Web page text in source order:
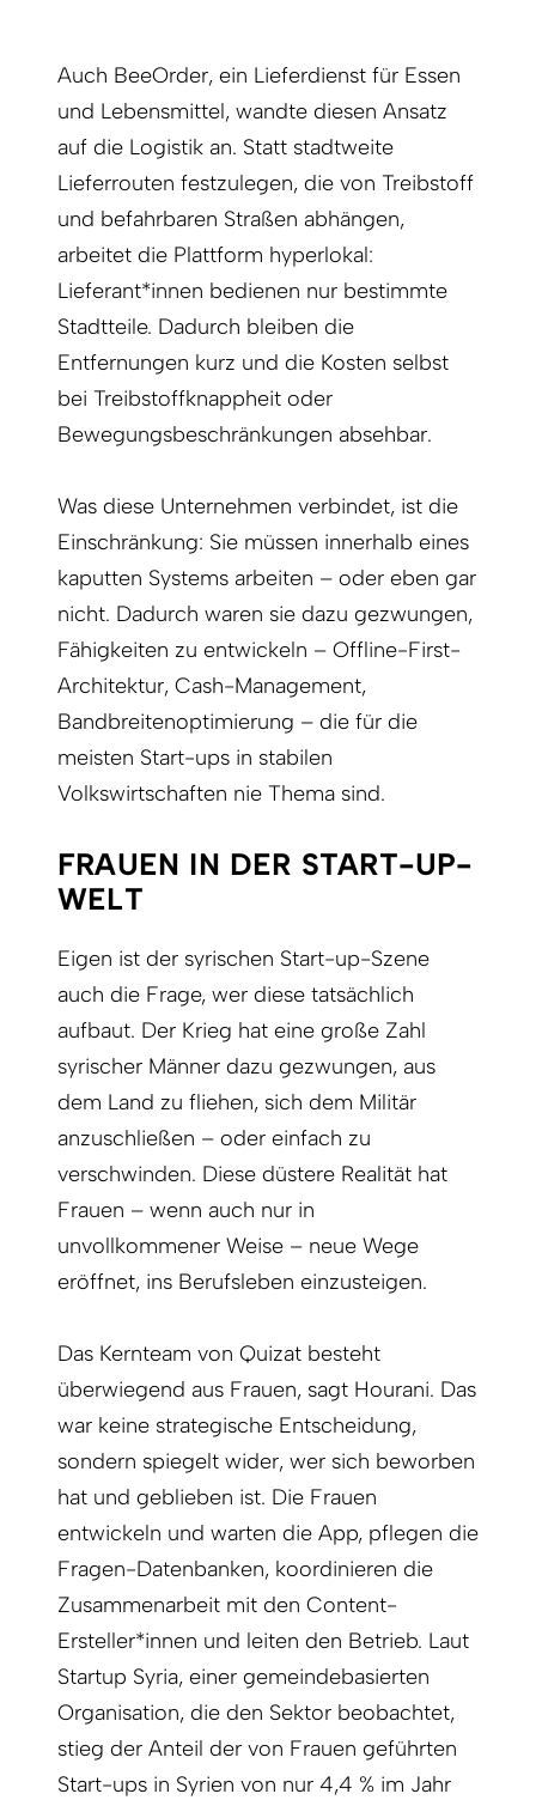
Auch BeeOrder, ein Lieferdienst für Essen
und Lebensmittel, wandte diesen Ansatz
auf die Logistik an. Statt stadtweite
Lieferrouten festzulegen, die von Treibstoff
und befahrbaren Straßen abhängen,
arbeitet die Plattform hyperlokal:
Lieferant*innen bedienen nur bestimmte
Stadtteile. Dadurch bleiben die
Entfernungen kurz und die Kosten selbst
bei Treibstoffknappheit oder
Bewegungsbeschränkungen absehbar.
Was diese Unternehmen verbindet, ist die
Einschränkung: Sie müssen innerhalb eines
kaputten Systems arbeiten – oder eben gar
nicht. Dadurch waren sie dazu gezwungen,
Fähigkeiten zu entwickeln – Offline-First-
Architektur, Cash-Management,
Bandbreitenoptimierung – die für die
meisten Start-ups in stabilen
Volkswirtschaften nie Thema sind.
FRAUEN IN DER START-UP-
WELT
Eigen ist der syrischen Start-up-Szene
auch die Frage, wer diese tatsächlich
aufbaut. Der Krieg hat eine große Zahl
syrischer Männer dazu gezwungen, aus
dem Land zu fliehen, sich dem Militär
anzuschließen – oder einfach zu
verschwinden. Diese düstere Realität hat
Frauen – wenn auch nur in
unvollkommener Weise – neue Wege
eröffnet, ins Berufsleben einzusteigen.
Das Kernteam von Quizat besteht
überwiegend aus Frauen, sagt Hourani. Das
war keine strategische Entscheidung,
sondern spiegelt wider, wer sich beworben
hat und geblieben ist. Die Frauen
entwickeln und warten die App, pflegen die
Fragen-Datenbanken, koordinieren die
Zusammenarbeit mit den Content-
Ersteller*innen und leiten den Betrieb. Laut
Startup Syria, einer gemeindebasierten
Organisation, die den Sektor beobachtet,
stieg der Anteil der von Frauen geführten
Start-ups in Syrien von nur 4,4 % im Jahr